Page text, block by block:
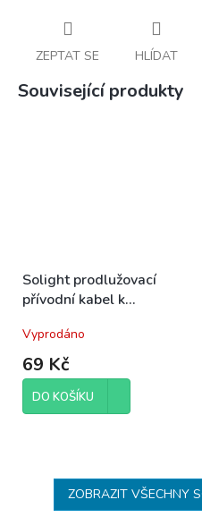
ZEPTAT SE HLÍDAT
Související produkty
Solight prodlužovací
přívodní kabel k
Vyprodáno
69 Kč
DO KOŠÍKU
ZOBRAZIT VŠECHNY